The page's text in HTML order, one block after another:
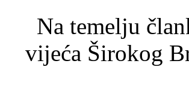
Na temelju
vijeća Širokog